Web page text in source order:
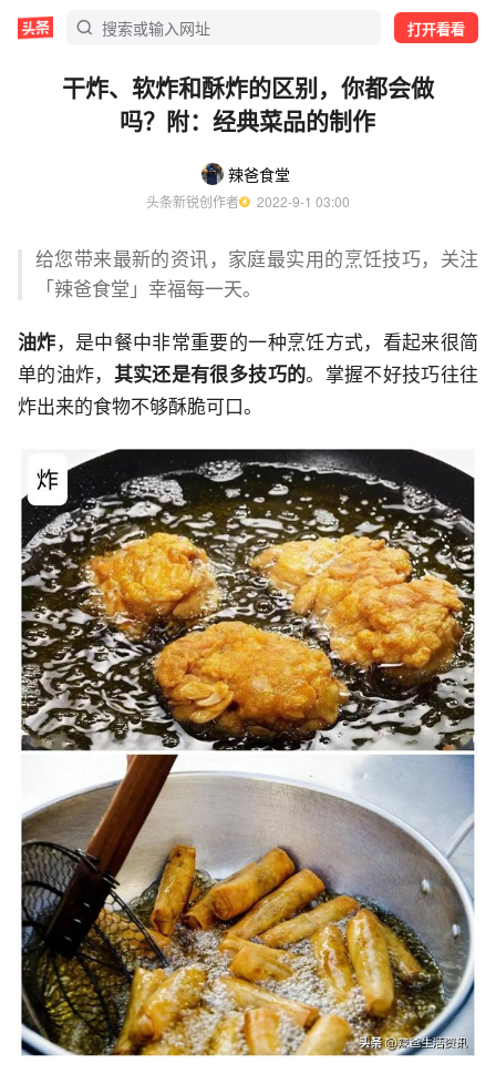
打开看看
干炸、软炸和酥炸的区别，你都会做
吗？附：经典菜品的制作
辣爸食堂
头条新锐创作者
  2022-9-1 03:00
给您带来最新的资讯，家庭最实用的烹饪技巧，关注
「辣爸食堂」幸福每一天。
油炸 ，是中餐中非常重要的一种烹饪方式，看起来很简
单的油炸， 其实还是有很多技巧的。掌握不好技巧往往
炸出来的食物不够酥脆可口。